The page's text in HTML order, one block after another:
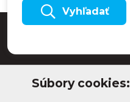
Vyhľadať
Súbory cookies: